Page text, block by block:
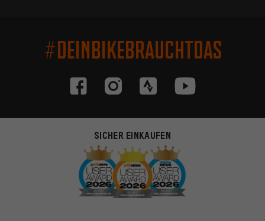
#DEINBIKEBRAUCHTDAS
SICHER EINKAUFEN